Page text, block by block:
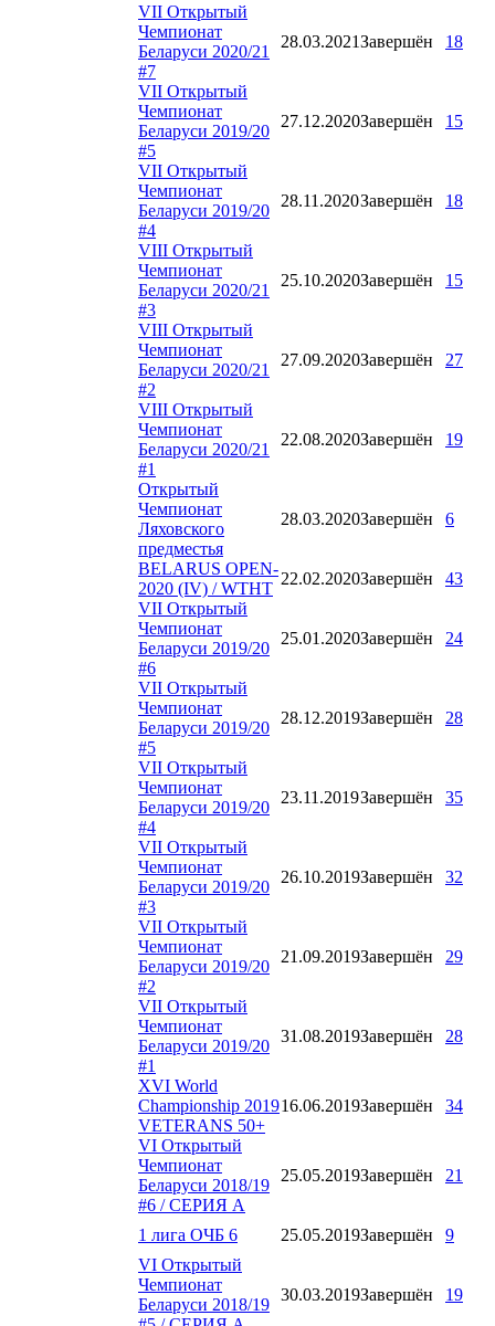
VII Открытый
Чемпионат
Беларуси 2020/21
#7
28.03.2021Завершён 18
VII Открытый
Чемпионат
Беларуси 2019/20
#5
27.12.2020Завершён 15
VII Открытый
Чемпионат
Беларуси 2019/20
#4
28.11.2020Завершён 18
VIII Открытый
Чемпионат
Беларуси 2020/21
#3
25.10.2020Завершён 15
VIII Открытый
Чемпионат
Беларуси 2020/21
#2
27.09.2020Завершён 27
VIII Открытый
Чемпионат
Беларуси 2020/21
#1
22.08.2020Завершён 19
Открытый
Чемпионат
Ляховского
предместья
28.03.2020Завершён 6
BELARUS OPEN-
2020 (IV) / WTHT
22.02.2020Завершён
43
VII Открытый
Чемпионат
Беларуси 2019/20
#6
25.01.2020Завершён 24
VII Открытый
Чемпионат
Беларуси 2019/20
#5
28.12.2019Завершён 28
VII Открытый
Чемпионат
Беларуси 2019/20
#4
23.11.2019Завершён 35
VII Открытый
Чемпионат
Беларуси 2019/20
#3
26.10.2019Завершён 32
VII Открытый
Чемпионат
Беларуси 2019/20
#2
21.09.2019Завершён 29
VII Открытый
Чемпионат
Беларуси 2019/20
#1
31.08.2019Завершён 28
XVI World
Championship 2019
VETERANS 50+
16.06.2019Завершён 34
VI Открытый
Чемпионат
Беларуси 2018/19
#6 / СЕРИЯ А
25.05.2019Завершён 21
1 лига ОЧБ 6 25.05.2019Завершён
9
VI Открытый
Чемпионат
Беларуси 2018/19
30.03.2019Завершён 19